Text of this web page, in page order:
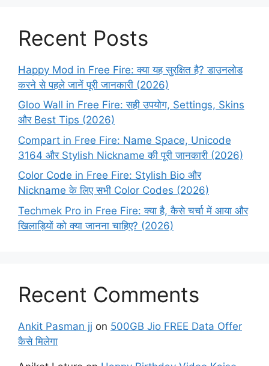
Recent Posts
Happy Mod in Free Fire: क्या यह सुरक्षित है? डाउनलोड
करने से पहले जानें पूरी जानकारी (2026)
Gloo Wall in Free Fire: सही उपयोग, Settings, Skins
और Best Tips (2026)
Compart in Free Fire: Name Space, Unicode
3164 और Stylish Nickname की पूरी जानकारी (2026)
Color Code in Free Fire: Stylish Bio और
Nickname के लिए सभी Color Codes (2026)
Techmek Pro in Free Fire: क्या है, कैसे चर्चा में आया और
खिलाड़ियों को क्या जानना चाहिए? (2026)
Recent Comments
Ankit Pasman jj on 500GB Jio FREE Data Offer
कैसे मिलेगा